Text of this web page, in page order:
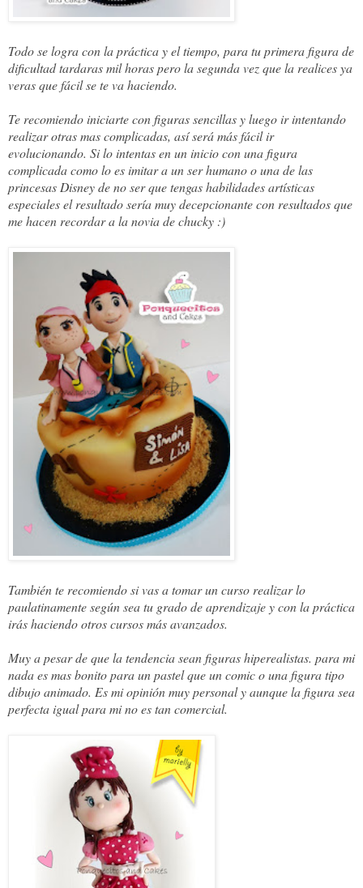
Todo se logra con la práctica y el tiempo, para tu primera figura de
dificultad tardaras mil horas pero la segunda vez que la realices ya
veras que fácil se te va haciendo.
Te recomiendo iniciarte con figuras sencillas y luego ir intentando
realizar otras mas complicadas, así será más fácil ir
evolucionando. Si lo intentas en un inicio con una figura
complicada como lo es imitar a un ser humano o una de las
princesas Disney de no ser que tengas habilidades artísticas
especiales el resultado sería muy decepcionante con resultados que
me hacen recordar a la novia de chucky :)
También te recomiendo si vas a tomar un curso realizar lo
paulatinamente según sea tu grado de aprendizaje y con la práctica
irás haciendo otros cursos más avanzados.
Muy a pesar de que la tendencia sean figuras hiperealistas. para mi
nada es mas bonito para un pastel que un comic o una figura tipo
dibujo animado. Es mi opinión muy personal y aunque la figura sea
perfecta igual para mi no es tan comercial.